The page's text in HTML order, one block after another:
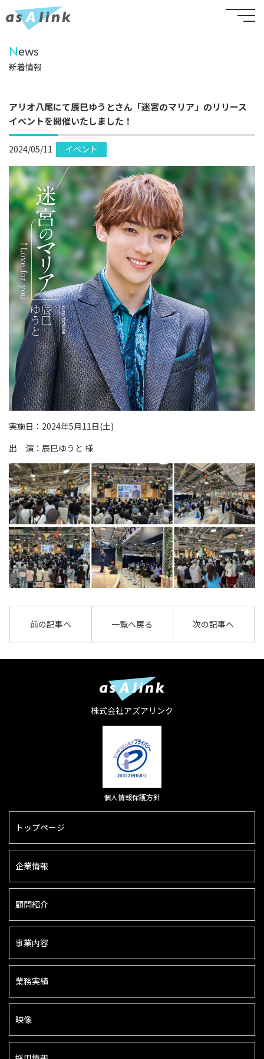
News
新着情報
アリオ八尾にて辰巳ゆうとさん「迷宮のマリア」のリリース
イベントを開催いたしました！
2024/05/11 イベント
実施日：2024年5月11日(土)
出 演：辰巳ゆうと 様
前の記事へ 一覧へ戻る 次の記事へ
株式会社アズアリンク
個人情報保護方針
トップページ
企業情報
顧問紹介
事業内容
業務実績
映像